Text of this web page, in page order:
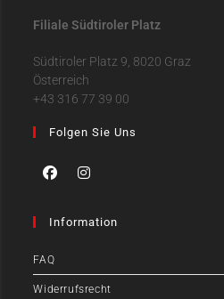
Filiale Südtiroler Platz
Südtiroler Platz 9, 8020 Graz
Österreich
+43 316 77 39 00
Folgen Sie Uns
Information
FAQ
Widerrufsrecht